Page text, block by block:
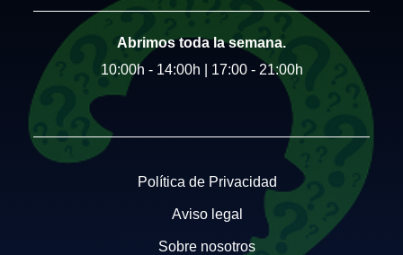
Abrimos toda la semana.
10:00h - 14:00h | 17:00 - 21:00h
Política de Privacidad
Aviso legal
Sobre nosotros